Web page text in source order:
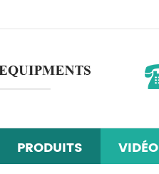
PRODUITS VIDÉO